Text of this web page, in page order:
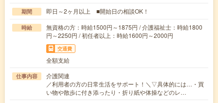
期間 即日～2ヶ月以上 ■開始日の相談OK！
時給
無資格の方：時給1500円～1875円 / 介護福祉士：時給1800
円～2250円 / 初任者以上：時給1600円～2000円
交通費
全額支給
仕事内容
介護関連
／利用者の方の日常生活をサポート！＼▽具体的には…・買
い物や散歩に付き添ったり・折り紙や体操などのレ…